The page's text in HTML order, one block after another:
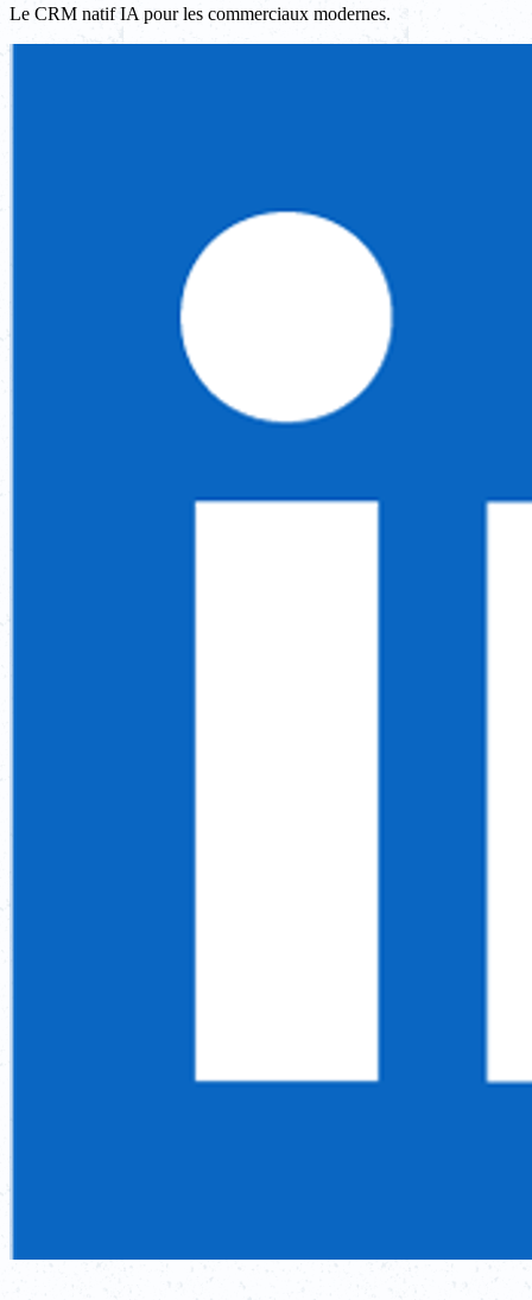
Le CRM natif IA pour les commerciaux modernes.